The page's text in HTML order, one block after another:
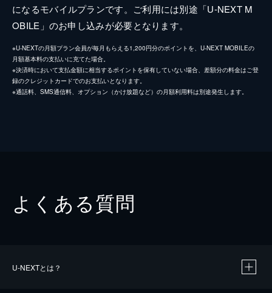
になるモバイルプランです。ご利用には別途「U-NEXT M
OBILE」のお申し込みが必要となります。
※U-NEXTの月額プラン会員が毎月もらえる1,200円分のポイントを、U-NEXT MOBILEの
月額基本料の支払いに充てた場合。
※決済時において支払金額に相当するポイントを保有していない場合、差額分の料金はご登
録のクレジットカードでのお支払いとなります。
※通話料、SMS通信料、オプション（かけ放題など）の月額利用料は別途発生します。
よくある質問
U-NEXTとは？